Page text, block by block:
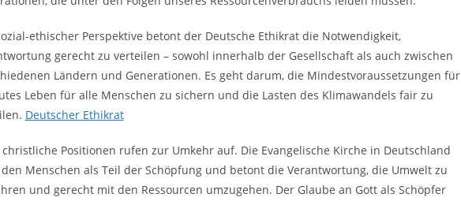
ethischer Perspektive betont der Deutsche Ethikrat die Notwendigkeit,
gerecht zu verteilen – sowohl innerhalb der Gesellschaft als auch zwischen
Ländern und Generationen. Es geht darum, die Mindestvoraussetzungen für
Leben für alle Menschen zu sichern und die Lasten des Klimawandels fair zu
Deutscher Ethikrat
Positionen rufen zur Umkehr auf. Die Evangelische Kirche in Deutschland
Menschen als Teil der Schöpfung und betont die Verantwortung, die Umwelt zu
und gerecht mit den Ressourcen umzugehen. Der Glaube an Gott als Schöpfer